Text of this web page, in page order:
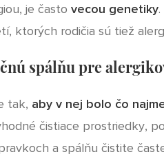
je často vecou genetiky
ktorých rodičia sú tiež
spálňu pre
tak, aby v nej bolo čo
čistiace prostriedky,
a spálňu čistite